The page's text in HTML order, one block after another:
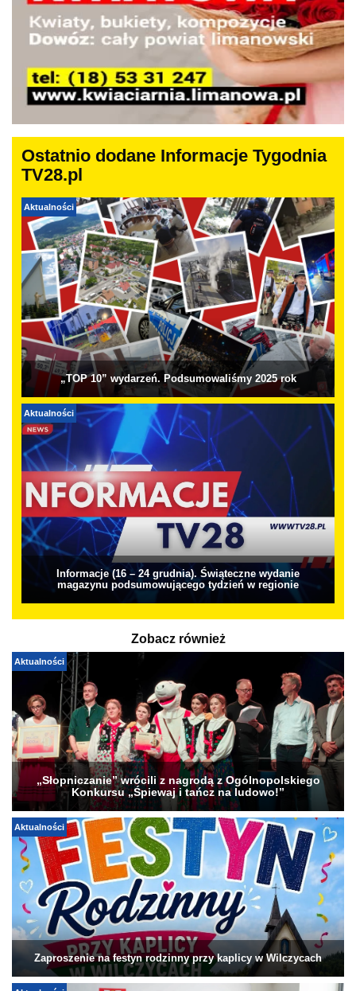
Ostatnio dodane Informacje Tygodnia
TV28.pl
Aktualności
„TOP 10” wydarzeń. Podsumowaliśmy 2025 rok
Aktualności
Informacje (16 – 24 grudnia). Świąteczne wydanie
magazynu podsumowującego tydzień w regionie
Zobacz również
Aktualności
„Słopniczanie” wrócili z nagrodą z Ogólnopolskiego
Konkursu „Śpiewaj i tańcz na ludowo!”
Aktualności
Zaproszenie na festyn rodzinny przy kaplicy w Wilczycach